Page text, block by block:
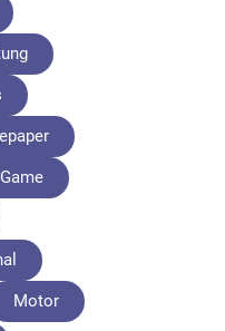
epaper
Game
Motor